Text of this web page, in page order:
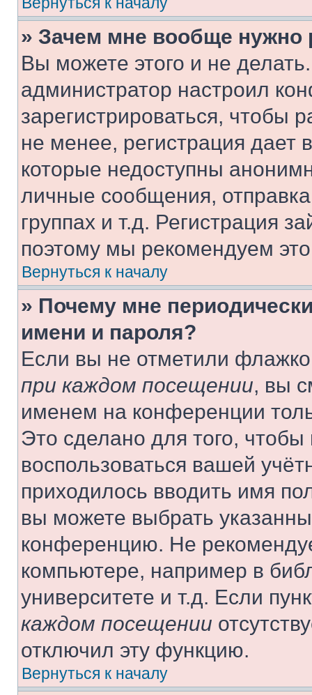
» Зачем мне вообще нужно
Вы можете этого и не
администратор настроил
зарегистрироваться, чтобы
не менее, регистрация
которые недоступны
личные сообщения,
группах и т.д. Регистрация
поэтому мы рекомендуем
Вернуться к началу
» Почему мне
имени и пароля?
Если вы не отметили
при каждом посещении, вы
именем на конференции
Это сделано для того, чтобы
воспользоваться вашей
приходилось вводить имя
вы можете выбрать
конференцию. Не
компьютере, например в
университете и т.д. Если
каждом посещении
отключил эту функцию.
Вернуться к началу